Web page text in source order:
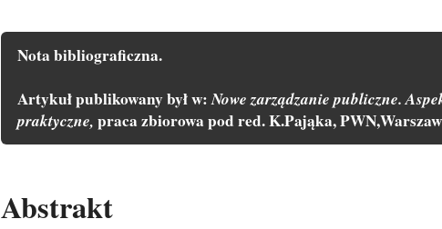
Nota bibliograficzna.
Artykuł publikowany był w: Nowe zarządzanie publiczne.
praktyczne, praca zbiorowa pod red. K.Pająka,
Abstrakt